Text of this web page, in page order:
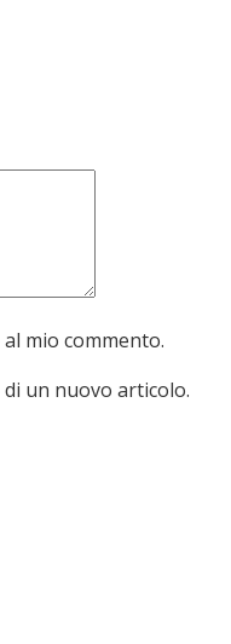
mio commento.
un nuovo articolo.